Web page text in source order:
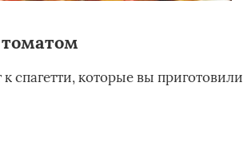
спагетти, которые вы приготовили